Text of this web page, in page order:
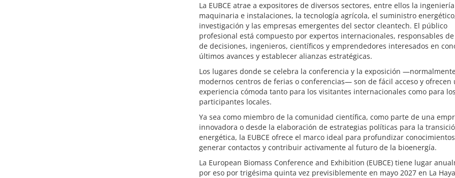
La EUBCE atrae a expositores de diversos sectores, entre ellos la
maquinaria e instalaciones, la tecnología agrícola, el suministro
investigación y las empresas emergentes del sector cleantech. El público
profesional está compuesto por expertos internacionales, responsables
de decisiones, ingenieros, científicos y emprendedores interesados en
últimos avances y establecer alianzas estratégicas.
Los lugares donde se celebra la conferencia y la exposición
modernos centros de ferias o conferencias— son de fácil acceso y ofrecen
experiencia cómoda tanto para los visitantes internacionales como para los
participantes locales.
Ya sea como miembro de la comunidad científica, como parte de una
innovadora o desde la elaboración de estrategias políticas para la
energética, la EUBCE ofrece el marco ideal para profundizar
generar contactos y contribuir activamente al futuro de la bioenergía.
La European Biomass Conference and Exhibition (EUBCE) tiene lugar
por eso por trigésima quinta vez previsiblemente en mayo 2027 en La